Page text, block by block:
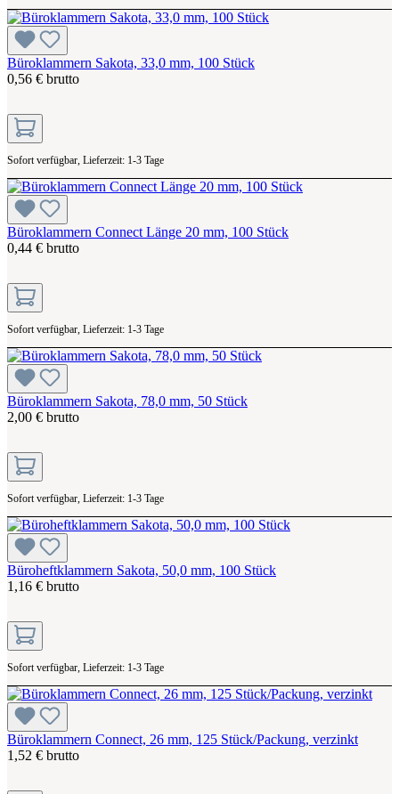
Büroklammern Sakota, 33,0 mm, 100 Stück
0,56 € brutto
Sofort verfügbar, Lieferzeit: 1-3 Tage
Büroklammern Connect Länge 20 mm, 100 Stück
0,44 € brutto
Sofort verfügbar, Lieferzeit: 1-3 Tage
Büroklammern Sakota, 78,0 mm, 50 Stück
2,00 € brutto
Sofort verfügbar, Lieferzeit: 1-3 Tage
Büroheftklammern Sakota, 50,0 mm, 100 Stück
1,16 € brutto
Sofort verfügbar, Lieferzeit: 1-3 Tage
Büroklammern Connect, 26 mm, 125 Stück/Packung, verzinkt
1,52 € brutto